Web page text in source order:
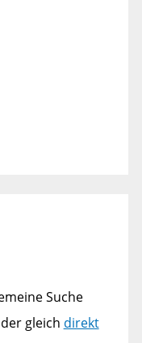
Suche
gleich direkt